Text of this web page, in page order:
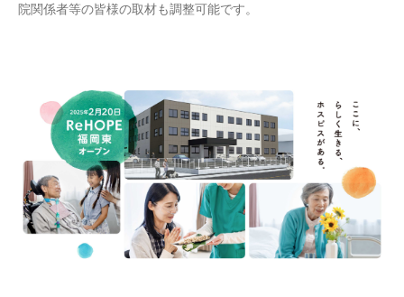
院関係者等の皆様の取材も調整可能です。